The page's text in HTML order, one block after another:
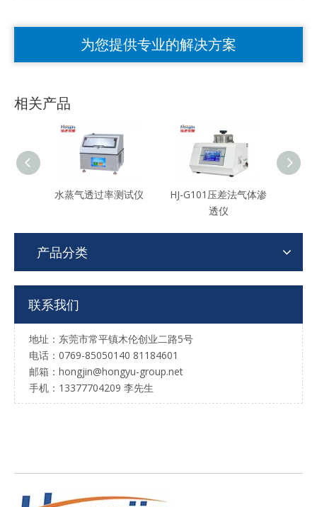
为您提供专业的解决方案
相关产品
水蒸气透过率测试仪
HJ-G101压差法气体渗
透仪
产品分类
联系我们
地址：东莞市常平镇木伦创业二路5号
电话：0769-85050140 81184601
邮箱：hongjin@hongyu-group.net
手机：13377704209 李先生